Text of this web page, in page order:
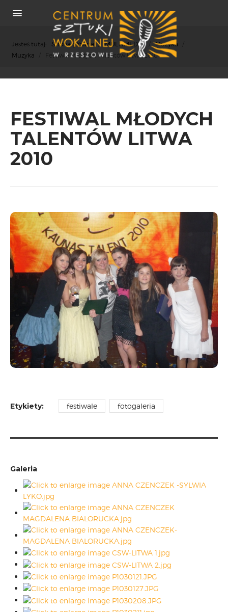
REKRUTACJA
KONCERTY
WSPÓŁPRACA
POLITYKA COOKIES
REKRUTACJA
FESTIWALE
CARPATHIA FESTIVAL
FESTIWAL PATRIOTYCZNY
WYDARZENIA
PŁYTY CD
VIDEO
GALERIA
WARSZTATY
ZGŁOŚ UDZIAŁ
Jesteś tutaj: Strona główna / MULTIMEDIA Muzyka
Muzyka
Festiwal Młodych Talentów Litwa 2010
FESTIWAL MŁODYCH
TALENTÓW LITWA
2010
Etykiety: festiwale fotogaleria
Galeria